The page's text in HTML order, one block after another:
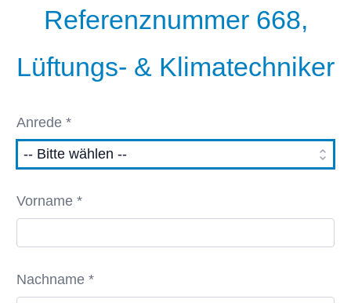
Referenznummer 668,
Lüftungs- & Klimatechniker
Anrede *
Vorname *
Nachname *